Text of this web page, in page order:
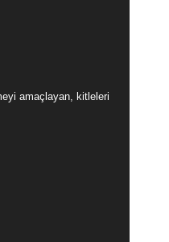
amaçlayan, kitleleri